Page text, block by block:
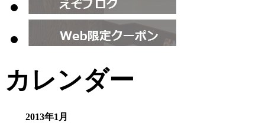
カレンダー
2013年1月